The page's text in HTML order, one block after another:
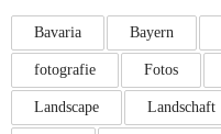
Bavaria Bayern
fotografie Fotos
Landscape Landschaft